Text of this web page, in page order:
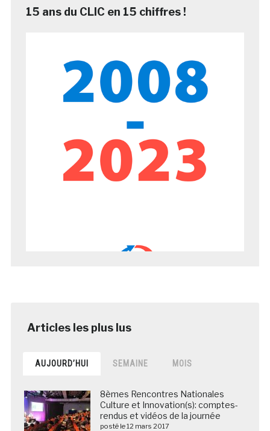
15 ans du CLIC en 15 chiffres !
AUJOURD’HUI SEMAINE MOIS
8èmes Rencontres Nationales
Culture et Innovation(s): comptes-
rendus et vidéos de la journée
posté le 12 mars 2017